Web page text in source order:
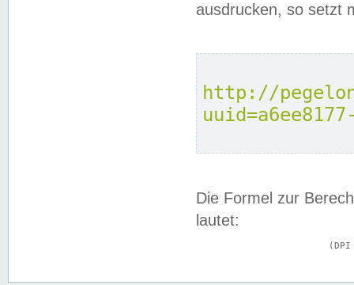
ausdrucken, so setzt
http://
Die Formel zur
lautet: